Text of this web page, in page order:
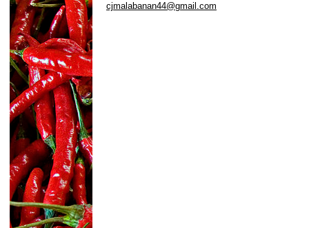
cjmalabanan44@gmail.com